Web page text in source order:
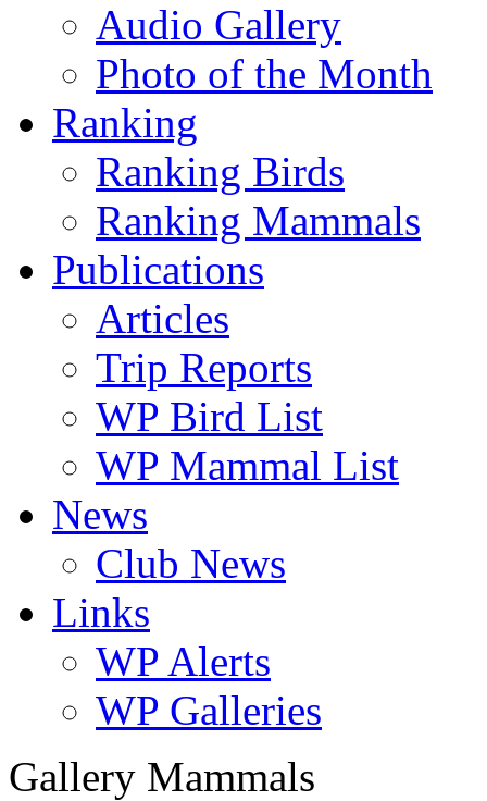
Audio Gallery
Photo of the Month
Ranking
Ranking Birds
Ranking Mammals
Publications
Articles
Trip Reports
WP Bird List
WP Mammal List
News
Club News
Links
WP Alerts
WP Galleries
Gallery Mammals